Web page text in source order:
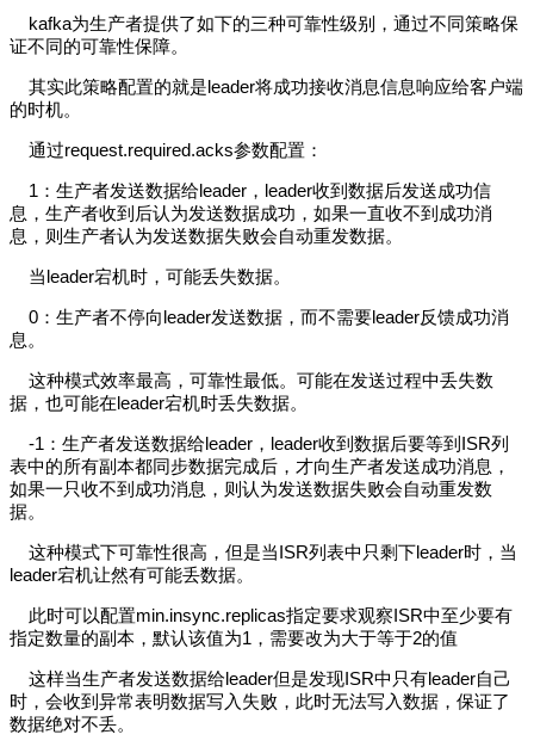
kafka为生产者提供了如下的三种可靠性级别，通过不同策略保
证不同的可靠性保障。
其实此策略配置的就是leader将成功接收消息信息响应给客户端
的时机。
通过request.required.acks参数配置：
1：生产者发送数据给leader，leader收到数据后发送成功信
息，生产者收到后认为发送数据成功，如果一直收不到成功消
息，则生产者认为发送数据失败会自动重发数据。
当leader宕机时，可能丢失数据。
0：生产者不停向leader发送数据，而不需要leader反馈成功消
息。
这种模式效率最高，可靠性最低。可能在发送过程中丢失数
据，也可能在leader宕机时丢失数据。
-1：生产者发送数据给leader，leader收到数据后要等到ISR列
表中的所有副本都同步数据完成后，才向生产者发送成功消息，
如果一只收不到成功消息，则认为发送数据失败会自动重发数
据。
这种模式下可靠性很高，但是当ISR列表中只剩下leader时，当
leader宕机让然有可能丢数据。
此时可以配置min.insync.replicas指定要求观察ISR中至少要有
指定数量的副本，默认该值为1，需要改为大于等于2的值
这样当生产者发送数据给leader但是发现ISR中只有leader自己
时，会收到异常表明数据写入失败，此时无法写入数据，保证了
数据绝对不丢。